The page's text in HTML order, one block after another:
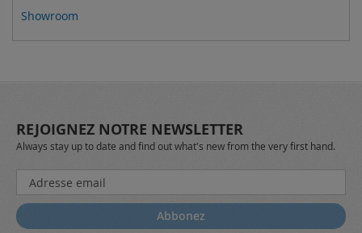
Showroom
REJOIGNEZ NOTRE NEWSLETTER
Always stay up to date and find out what's new from the very first hand.
Inscription
à
notre
lettre
Abbonez